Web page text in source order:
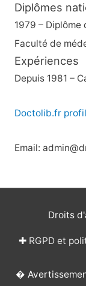
Diplômes
1979 – Diplôme
Faculté de
Expériences
Depuis 1981 –
Doctolib.fr
Email:
Droits
✚ RGPD et
�